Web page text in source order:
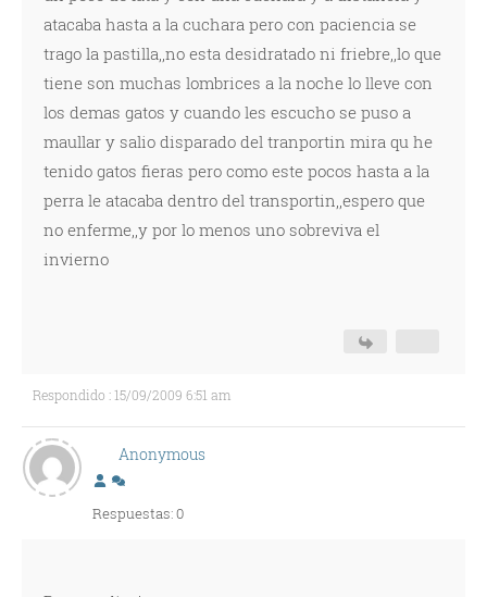
atacaba hasta a la cuchara pero con paciencia se
trago la pastilla,,no esta desidratado ni friebre,,lo que
tiene son muchas lombrices a la noche lo lleve con
los demas gatos y cuando les escucho se puso a
maullar y salio disparado del tranportin mira qu he
tenido gatos fieras pero como este pocos hasta a la
perra le atacaba dentro del transportin,,espero que
no enferme,,y por lo menos uno sobreviva el
invierno
Respondido : 15/09/2009 6:51 am
Anonymous
Respuestas: 0